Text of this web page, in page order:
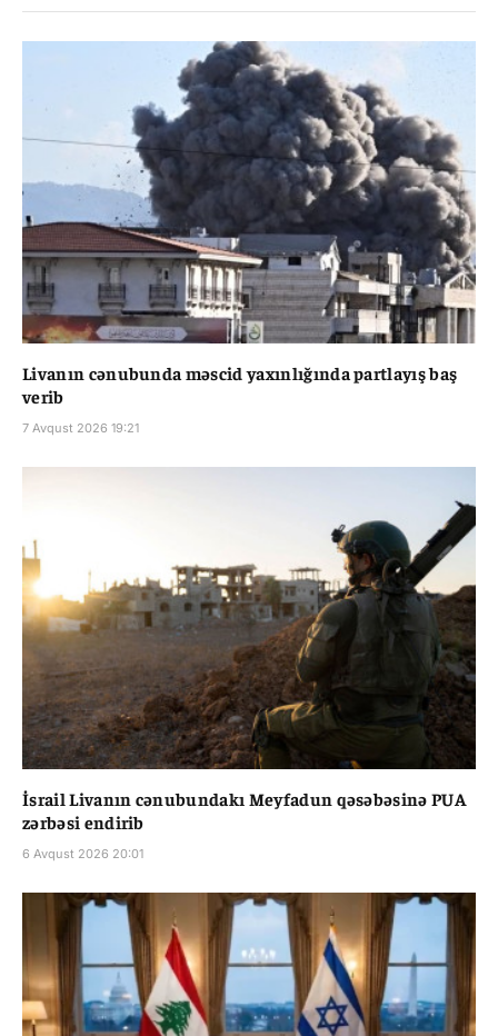
Livanın cənubunda məscid yaxınlığında partlayış baş
verib
7 Avqust 2026 19:21
İsrail Livanın cənubundakı Meyfadun qəsəbəsinə PUA
zərbəsi endirib
6 Avqust 2026 20:01